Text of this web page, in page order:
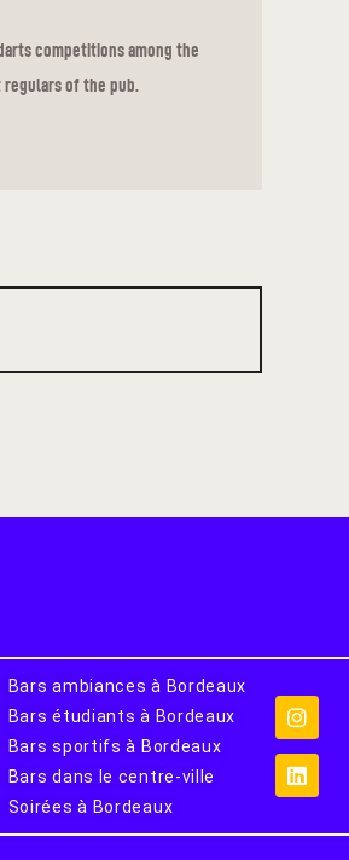
competitions among the
regulars of the pub.
Bars ambiances à Bordeaux
Bars étudiants à Bordeaux
Bars sportifs à Bordeaux
Bars dans le centre-ville
Soirées à Bordeaux